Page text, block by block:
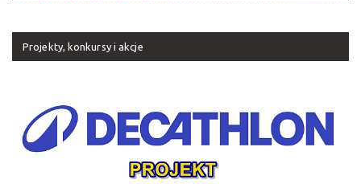
Projekty, konkursy i akcje